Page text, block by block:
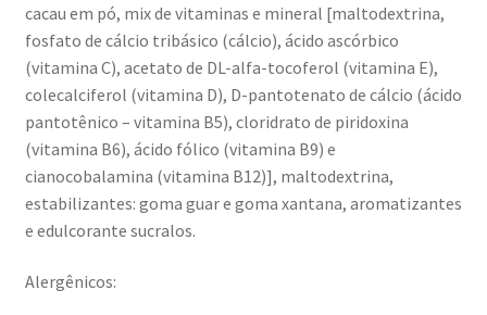
cacau em pó, mix de vitaminas e mineral [maltodextrina,
fosfato de cálcio tribásico (cálcio), ácido ascórbico
(vitamina C), acetato de DL-alfa-tocoferol (vitamina E),
colecalciferol (vitamina D), D-pantotenato de cálcio (ácido
pantotênico – vitamina B5), cloridrato de piridoxina
(vitamina B6), ácido fólico (vitamina B9) e
cianocobalamina (vitamina B12)], maltodextrina,
estabilizantes: goma guar e goma xantana, aromatizantes
e edulcorante sucralos.
Alergênicos: